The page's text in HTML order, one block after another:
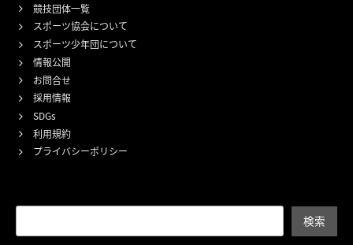
競技団体一覧
スポーツ協会について
スポーツ少年団について
情報公開
お問合せ
採用情報
SDGs
利用規約
プライバシーポリシー
検索